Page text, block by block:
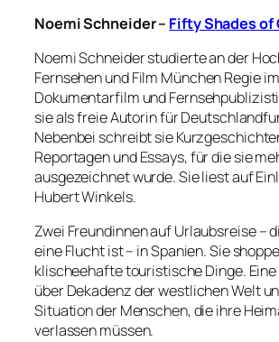
Noemi Schneider – Fifty Shades of
Noemi Schneider studierte an der
Fernsehen und Film München Regie
Dokumentarfilm und
sie als freie Autorin für
Nebenbei schreibt sie
Reportagen und Essays, für die sie
ausgezeichnet wurde. Sie liest auf
Hubert Winkels.
Zwei Freundinnen auf Urlaubsreise –
eine Flucht ist – in Spanien. Sie
klischeehafte touristische Dinge.
über Dekadenz der westlichen Welt
Situation der Menschen, die ihre
verlassen müssen.